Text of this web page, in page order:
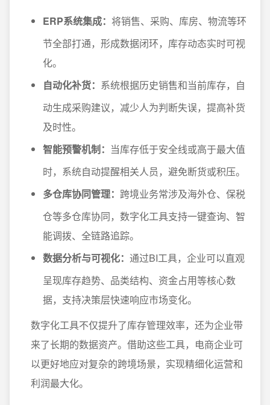
ERP系统集成： 将销售、采购、库房、物流等环
节全部打通，形成数据闭环，库存动态实时可视
化。
自动化补货： 系统根据历史销售和当前库存，自
动生成采购建议，减少人为判断失误，提高补货
及时性。
智能预警机制： 当库存低于安全线或高于最大值
时，系统自动提醒相关人员，避免断货或积压。
多仓库协同管理： 跨境业务常涉及海外仓、保税
仓等多仓库协同，数字化工具支持一键查询、智
能调拨、全链路追踪。
数据分析与可视化： 通过BI工具，企业可以直观
呈现库存趋势、品类结构、资金占用等核心数
据，支持决策层快速响应市场变化。
数字化工具不仅提升了库存管理效率，还为企业带
来了长期的数据资产。借助这些工具，电商企业可
以更好地应对复杂的跨境场景，实现精细化运营和
利润最大化。